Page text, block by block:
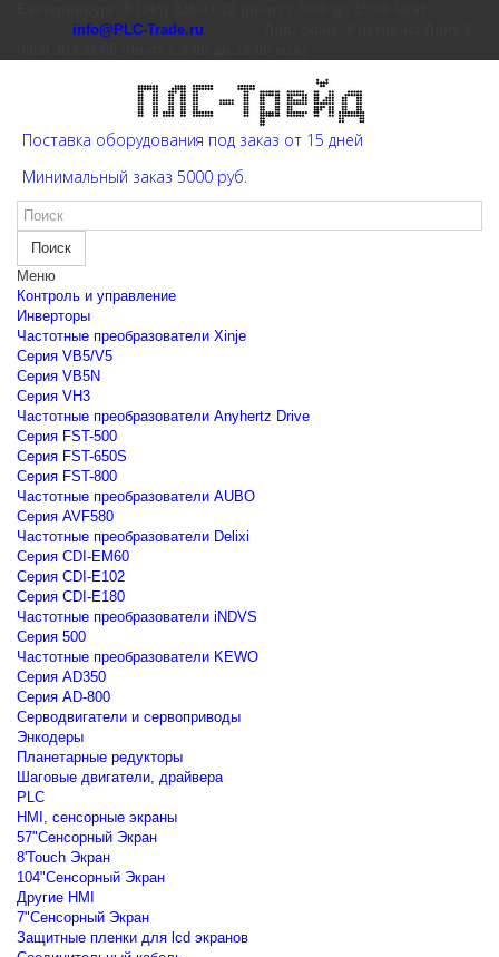
info@PLC-Trade.ru
Поставка оборудования под заказ от 15 дней
Минимальный заказ 5000 руб.
Поиск
Меню
Контроль и управление
Инверторы
Частотные преобразователи Xinje
Cерия VB5/V5
Cерия VB5N
Cерия VH3
Частотные преобразователи Anyhertz Drive
Серия FST-500
Серия FST-650S
Серия FST-800
Частотные преобразователи AUBO
Серия AVF580
Частотные преобразователи Delixi
Серия CDI-EM60
Серия CDI-E102
Серия CDI-E180
Частотные преобразователи iNDVS
Серия 500
Частотные преобразователи KEWO
Серия AD350
Серия AD-800
Серводвигатели и сервоприводы
Энкодеры
Планетарные редукторы
Шаговые двигатели, драйвера
PLC
HMI, сенсорные экраны
57"Сенсорный Экран
8'Touch Экран
104"Сенсорный Экран
Другие HMI
7"Сенсорный Экран
Защитные пленки для lcd экранов